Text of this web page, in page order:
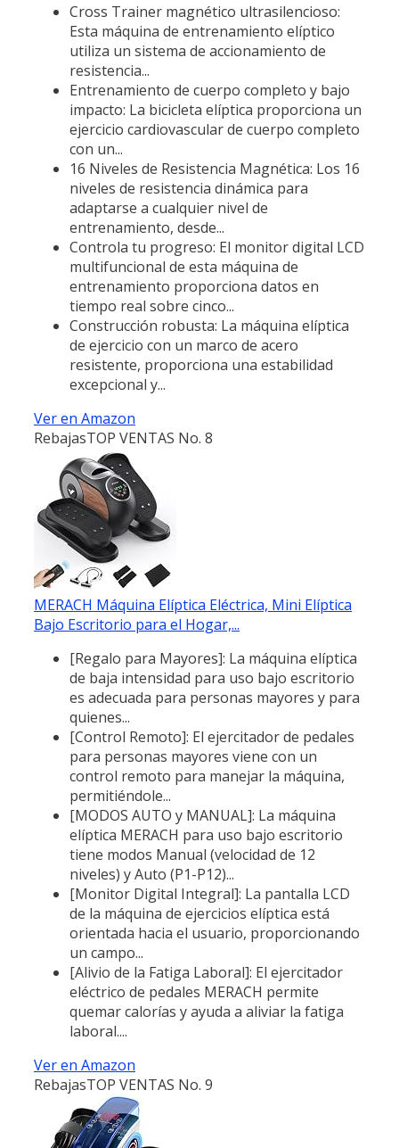
Cross Trainer magnético ultrasilencioso:
Esta máquina de entrenamiento elíptico
utiliza un sistema de accionamiento de
resistencia...
Entrenamiento de cuerpo completo y bajo
impacto: La bicicleta elíptica proporciona un
ejercicio cardiovascular de cuerpo completo
con un...
16 Niveles de Resistencia Magnética: Los 16
niveles de resistencia dinámica para
adaptarse a cualquier nivel de
entrenamiento, desde...
Controla tu progreso: El monitor digital LCD
multifuncional de esta máquina de
entrenamiento proporciona datos en
tiempo real sobre cinco...
Construcción robusta: La máquina elíptica
de ejercicio con un marco de acero
resistente, proporciona una estabilidad
excepcional y...
Ver en Amazon
RebajasTOP VENTAS No. 8
MERACH Máquina Elíptica Eléctrica, Mini Elíptica
Bajo Escritorio para el Hogar,...
[Regalo para Mayores]: La máquina elíptica
de baja intensidad para uso bajo escritorio
es adecuada para personas mayores y para
quienes...
[Control Remoto]: El ejercitador de pedales
para personas mayores viene con un
control remoto para manejar la máquina,
permitiéndole...
[MODOS AUTO y MANUAL]: La máquina
elíptica MERACH para uso bajo escritorio
tiene modos Manual (velocidad de 12
niveles) y Auto (P1-P12)...
[Monitor Digital Integral]: La pantalla LCD
de la máquina de ejercicios elíptica está
orientada hacia el usuario, proporcionando
un campo...
[Alivio de la Fatiga Laboral]: El ejercitador
eléctrico de pedales MERACH permite
quemar calorías y ayuda a aliviar la fatiga
laboral....
Ver en Amazon
RebajasTOP VENTAS No. 9